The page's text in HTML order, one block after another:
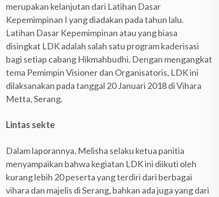
merupakan kelanjutan dari Latihan Dasar
Kepemimpinan I yang diadakan pada tahun lalu.
Latihan Dasar Kepemimpinan atau yang biasa
disingkat LDK adalah salah satu program kaderisasi
bagi setiap cabang Hikmahbudhi. Dengan mengangkat
tema Pemimpin Visioner dan Organisatoris, LDK ini
dilaksanakan pada tanggal 20 Januari 2018 di Vihara
Metta, Serang.
Lintas sekte
Dalam laporannya, Melisha selaku ketua panitia
menyampaikan bahwa kegiatan LDK ini diikuti oleh
kurang lebih 20 peserta yang terdiri dari berbagai
vihara dan majelis di Serang, bahkan ada juga yang dari